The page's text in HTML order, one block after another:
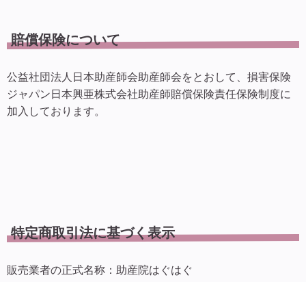
賠償保険について
公益社団法人日本助産師会助産師会をとおして、損害保険
ジャパン日本興亜株式会社助産師賠償保険責任保険制度に
加入しております。
特定商取引法に基づく表示
販売業者の正式名称：助産院はぐはぐ